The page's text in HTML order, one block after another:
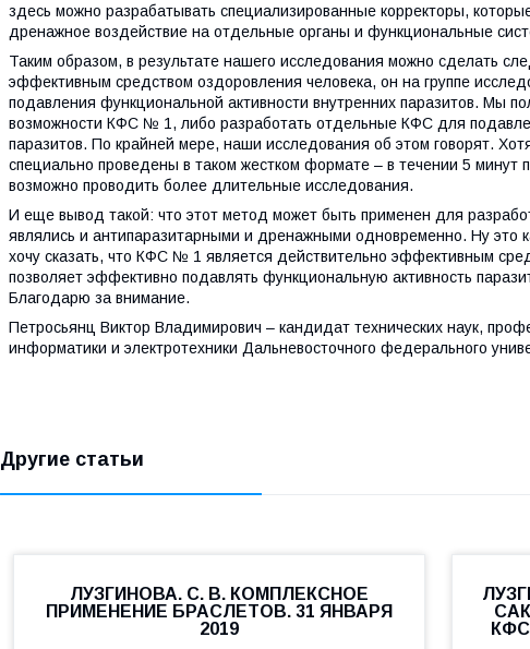
здесь можно разрабатывать специализированные корректоры,
дренажное воздействие на отдельные органы и функциональные
Таким образом, в результате нашего исследования можно сделать
эффективным средством оздоровления человека, он на группе
подавления функциональной активности внутренних паразитов. Мы
возможности КФС № 1, либо разработать отдельные КФС для
паразитов. По крайней мере, наши исследования об этом говорят.
специально проведены в таком жестком формате – в течении 5 минут
возможно проводить более длительные исследования.
И еще вывод такой: что этот метод может быть применен для
являлись и антипаразитарными и дренажными одновременно. Ну это
хочу сказать, что КФС № 1 является действительно эффективным
позволяет эффективно подавлять функциональную активность
Благодарю за внимание.
Петросьянц Виктор Владимирович – кандидат технических наук,
информатики и электротехники Дальневосточного федерального
Другие статьи
ЛУЗГИНОВА. С. В. КОМПЛЕКСНОЕ
ПРИМЕНЕНИЕ БРАСЛЕТОВ. 31 ЯНВАРЯ
2019